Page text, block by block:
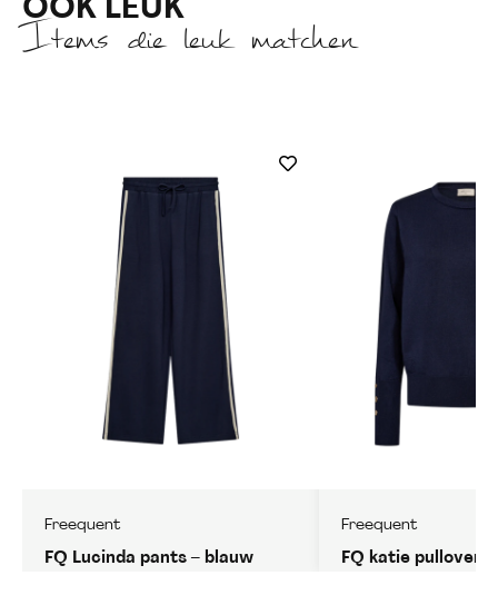
OOK LEUK
Items die leuk matchen
Freequent
FQ Lucinda pants – blauw
Freequent
FQ katie pullover